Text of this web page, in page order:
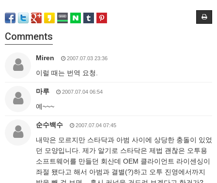
Comments
Miren 2007.07.03 23:36
이럴 때는 번역 요청.
마루 2007.07.04 06:54
예~~~
순수백수 2007.07.04 07:45
내막은 모르지만 스타닥과 아범 사이에 상당한 충돌이 있었
던 모양입니다. 제가 알기로 스타닥은 제법 괜찮은 오투용
소프트웨어를 만들던 회산데 OEM 클라이언트 라이센싱이
좌절 됐다고 해서 아범과 결별(?)하고 오투 진영에서까지